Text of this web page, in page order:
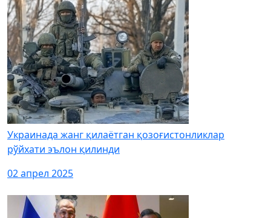
Украинада жанг қилаётган қозоғистонликлар
рўйхати эълон қилинди
02 апрел 2025